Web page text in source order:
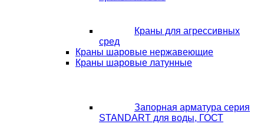
Краны для агрессивных
сред
Краны шаровые нержавеющие
Краны шаровые латунные
Запорная арматура серия
STANDART для воды, ГОСТ